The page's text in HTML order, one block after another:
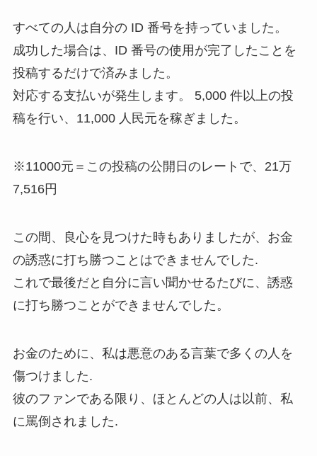
すべての人は自分の ID 番号を持っていました。
成功した場合は、ID 番号の使用が完了したことを
投稿するだけで済みました。
対応する支払いが発生します。 5,000 件以上の投
稿を行い、11,000 人民元を稼ぎました。
※11000元＝この投稿の公開日のレートで、21万
7,516円
この間、良心を見つけた時もありましたが、お金
の誘惑に打ち勝つことはできませんでした.
これで最後だと自分に言い聞かせるたびに、誘惑
に打ち勝つことができませんでした。
お金のために、私は悪意のある言葉で多くの人を
傷つけました.
彼のファンである限り、ほとんどの人は以前、私
に罵倒されました.